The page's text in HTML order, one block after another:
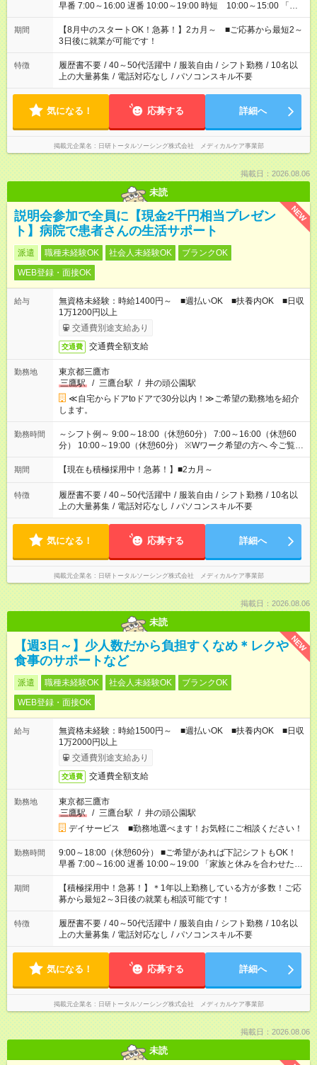
早番 7:00～16:00 遅番 10:00～19:00 時短 10:00～15:00 「家
族と休みを合わせたい」 「余裕を持って夕飯の準備がしたい」
「できれば残業はしたくない」 など、ご希望を教えてください
ね。 ※Wワーク希望の方へ 今ご覧のお仕事で希望する勤務時間
と、もう1つのお仕事の勤務時間。 合計で週40時間を超える場
合は応募できません。
期間
【8月中のスタートOK！急募！】2カ月～ ■ご応募から最短2～
3日後に就業が可能です！
特徴 履歴書不要 / 40～50代活躍中 / 服装自由 / シフト勤務 / 10名以
上の大量募集 / 電話対応なし / パソコンスキル不要
気になる！ 応募する 詳細へ
掲載元企業名 日研トータルソーシング株式会社 メディカルケア事業部
掲載日：2026.08.06
未読
NEW
説明会参加で全員に【現金2千円相当プレゼン
ト】病院で患者さんの生活サポート
派遣 職種未経験OK 社会人未経験OK
ブランクOK
WEB登録・面接OK
給与
無資格未経験：時給1400円～ ■週払いOK ■扶養内OK ■日収
1万1200円以上
交通費別途支給あり
交通費 交通費全額支給
勤務地
東京都三鷹市
三鷹駅
/ 三鷹台駅 / 井の頭公園駅
≪自宅からドアtoドアで30分以内！≫ご希望の勤務地を紹介
します。
勤務時間
～シフト例～ 9:00～18:00（休憩60分） 7:00～16:00（休憩60
分） 10:00～19:00（休憩60分） ※Wワーク希望の方へ 今ご覧の
お仕事で希望する勤務時間と、もう1つのお仕事の勤務時間の合
計が 週40時間を超えなければOKです。
期間 【現在も積極採用中！急募！】■2カ月～
特徴 履歴書不要 / 40～50代活躍中 / 服装自由 / シフト勤務 / 10名以
上の大量募集 / 電話対応なし / パソコンスキル不要
気になる！ 応募する 詳細へ
掲載元企業名 日研トータルソーシング株式会社 メディカルケア事業部
掲載日：2026.08.06
未読
NEW
【週3日～】少人数だから負担すくなめ＊レクや
食事のサポートなど
派遣 職種未経験OK 社会人未経験OK
ブランクOK
WEB登録・面接OK
給与
無資格未経験：時給1500円～ ■週払いOK ■扶養内OK ■日収
1万2000円以上
交通費別途支給あり
交通費 交通費全額支給
勤務地
東京都三鷹市
三鷹駅
/ 三鷹台駅 / 井の頭公園駅
デイサービス ■勤務地選べます！お気軽にご相談ください！
勤務時間
9:00～18:00（休憩60分） ■ご希望があれば下記シフトもOK！
早番 7:00～16:00 遅番 10:00～19:00 「家族と休みを合わせた
い」 「余裕を持って夕飯の準備がしたい」 「できれば残業はし
たくない」 など、ご希望を教えてくださいね。 ※Wワーク希望
の方へ 今ご覧のお仕事で希望する勤務時間と、もう1つのお仕事
の勤務時間。 合計で週40時間を超える場合は応募できません。
期間
【積極採用中！急募！】＊1年以上勤務している方が多数！ご応
募から最短2～3日後の就業も相談可能です！
特徴 履歴書不要 / 40～50代活躍中 / 服装自由 / シフト勤務 / 10名以
上の大量募集 / 電話対応なし / パソコンスキル不要
気になる！ 応募する 詳細へ
掲載元企業名 日研トータルソーシング株式会社 メディカルケア事業部
掲載日：2026.08.06
未読